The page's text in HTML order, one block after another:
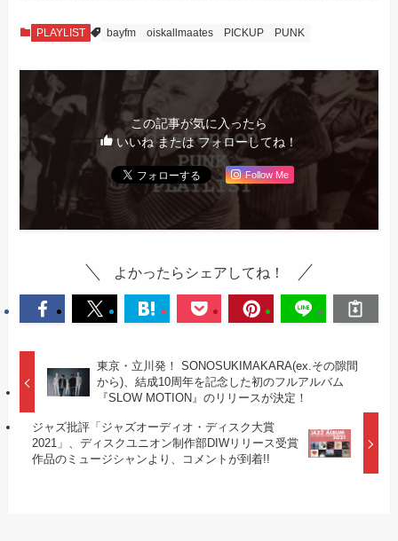
PLAYLIST bayfm oiskallmaates PICKUP PUNK
この記事が気に入ったら
いいね または フォローしてね！
Follow Me
よかったらシェアしてね！
東京・立川発！ SONOSUKIMAKARA(ex.その隙間
から)、結成10周年を記念した初のフルアルバム
『SLOW MOTION』のリリースが決定！
ジャズ批評「ジャズオーディオ・ディスク大賞
2021」、ディスクユニオン制作部DIWリリース受賞
作品のミュージシャンより、コメントが到着!!